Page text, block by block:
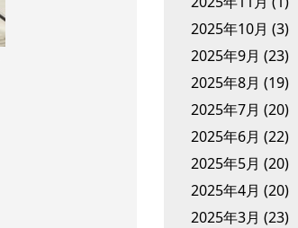
2025年10月 (3)
2025年9月 (23)
2025年8月 (19)
2025年7月 (20)
2025年6月 (22)
2025年5月 (20)
2025年4月 (20)
2025年3月 (23)